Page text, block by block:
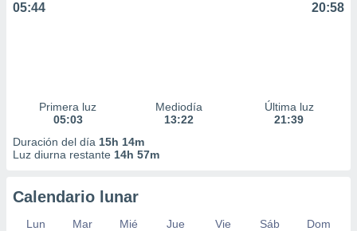
05:44 20:58
Primera luz
05:03
Mediodía
13:22
Última luz
21:39
Duración del día 15h 14m
Luz diurna restante 14h 57m
Calendario lunar
Lun Mar Mié Jue Vie Sáb
Dom